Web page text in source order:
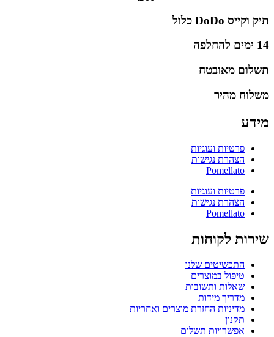
תיק וקייס DoDo כלול
14 ימים להחלפה
תשלום מאובטח
משלוח מהיר
מידע
פרטיות ועוגיות
הצהרת נגישות
Pomellato
פרטיות ועוגיות
הצהרת נגישות
Pomellato
שירות לקוחות
התכשיטים שלנו
טיפול במוצרים
שאלות ותשובות
מדריך מידות
מדיניות החזרת מוצרים ואחריות
תקנון
אפשרויות תשלום